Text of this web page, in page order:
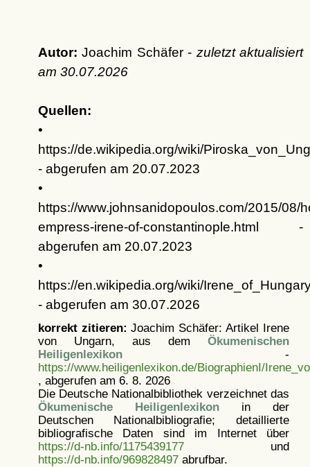
Autor: Joachim Schäfer - zuletzt aktualisiert
am 30.07.2026
Quellen:
•
https://de.wikipedia.org/wiki/
- abgerufen am 20.07.2023
•
https://www.johnsanidopoulos.com/2015/08/
empress-irene-of-constantinople.html -
abgerufen am 20.07.2023
•
https://en.wikipedia.org/wiki/
- abgerufen am 30.07.2026
korrekt zitieren: Joachim Schäfer: Artikel
Irene
von Ungarn, aus dem Ökumenischen
Heiligenlexikon-
https://www.heiligenlexikon.de/BiographienI/
, abgerufen am 6. 8. 2026
Die Deutsche Nationalbibliothek verzeichnet das
Ökumenische Heiligenlexikonin der
Deutschen Nationalbibliografie; detaillierte
bibliografische Daten sind im Internet über
https://d-nb.info/1175439177und
https://d-nb.info/969828497abrufbar.